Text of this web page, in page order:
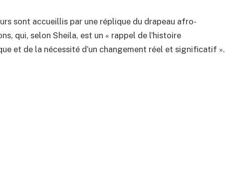
sont accueillis par une réplique du drapeau afro-
qui, selon Sheila, est un « rappel de l’histoire
et de la nécessité d’un changement réel et significatif ».